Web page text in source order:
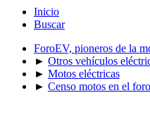
Inicio
Buscar
ForoEV, pioneros de la
► Otros vehículos
► Motos eléctricas
► Censo motos en el